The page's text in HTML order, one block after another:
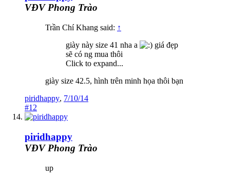
VĐV Phong Trào
Trần Chí Khang said: ↑
giày này size 41 nha a
giá đẹp
sẽ có ng mua thôi
Click to expand...
giày size 42.5, hình trên minh họa thôi bạn
piridhappy, 7/10/14
#12
piridhappy
VĐV Phong Trào
up